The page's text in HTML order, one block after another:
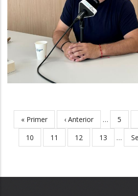
Consell Comarcal
Penedès Ramon
Pagination
First
page
« Primer
Previous
page
‹ Anterior … Page
5
Page
10 Page
11 Page
12 Page
13 …